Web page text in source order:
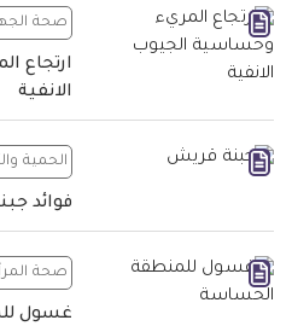
صحة
ارتجاع
الانفية
الحمية
فوائد
صحة
غسول